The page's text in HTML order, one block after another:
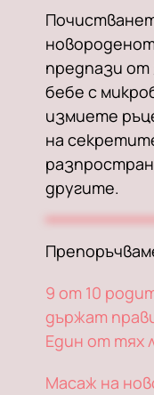
предпази от
бебе с
измиете
на
другите.
9 от 10
държат
Един от тях
Масаж на